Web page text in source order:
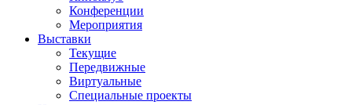
Конференции
Мероприятия
Выставки
Текущие
Передвижные
Виртуальные
Специальные проекты